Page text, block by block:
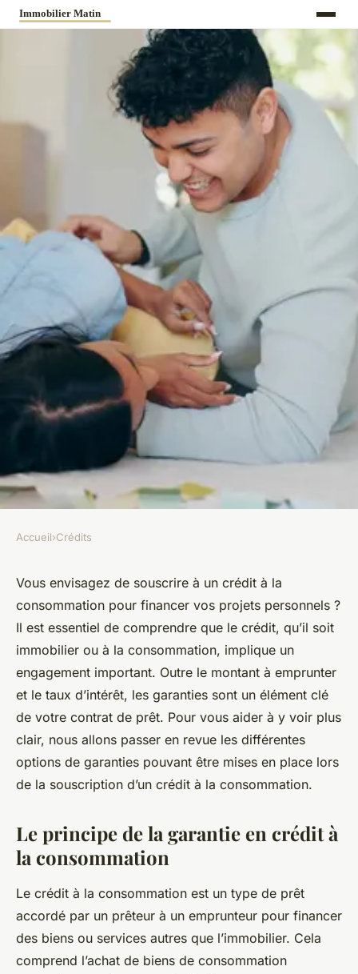
Les différentes options de
garanties pour un crédit à la
consommation
sylviane•6 novembre 2023•5 min de lecture
Accueil›Crédits
Vous envisagez de souscrire à un crédit à la
consommation pour financer vos projets personnels ?
Il est essentiel de comprendre que le crédit, qu’il soit
immobilier ou à la consommation, implique un
engagement important. Outre le montant à emprunter
et le taux d’intérêt, les garanties sont un élément clé
de votre contrat de prêt. Pour vous aider à y voir plus
clair, nous allons passer en revue les différentes
options de garanties pouvant être mises en place lors
de la souscription d’un crédit à la consommation.
Le principe de la garantie en crédit à
la consommation
Le crédit à la consommation est un type de prêt
accordé par un prêteur à un emprunteur pour financer
des biens ou services autres que l’immobilier. Cela
comprend l’achat de biens de consommation